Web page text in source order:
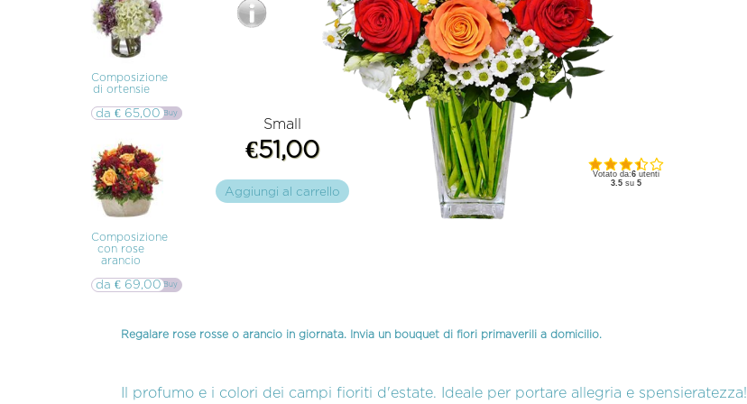
Inverigo
Composizione
di ortensie
▷▷ Buy
da € 65,00
Composizione
con rose
arancio
▷▷ Buy
da € 69,00
Small
€51,00
Aggiungi al carrello
Votato da:6utenti
3.5su 5
Regalare rose rosse o arancio in giornata. Invia un bouquet di fiori primaverili a domicilio.
Il profumo e i colori dei campi fioriti d'estate. Ideale per portare allegria e spensieratezza!